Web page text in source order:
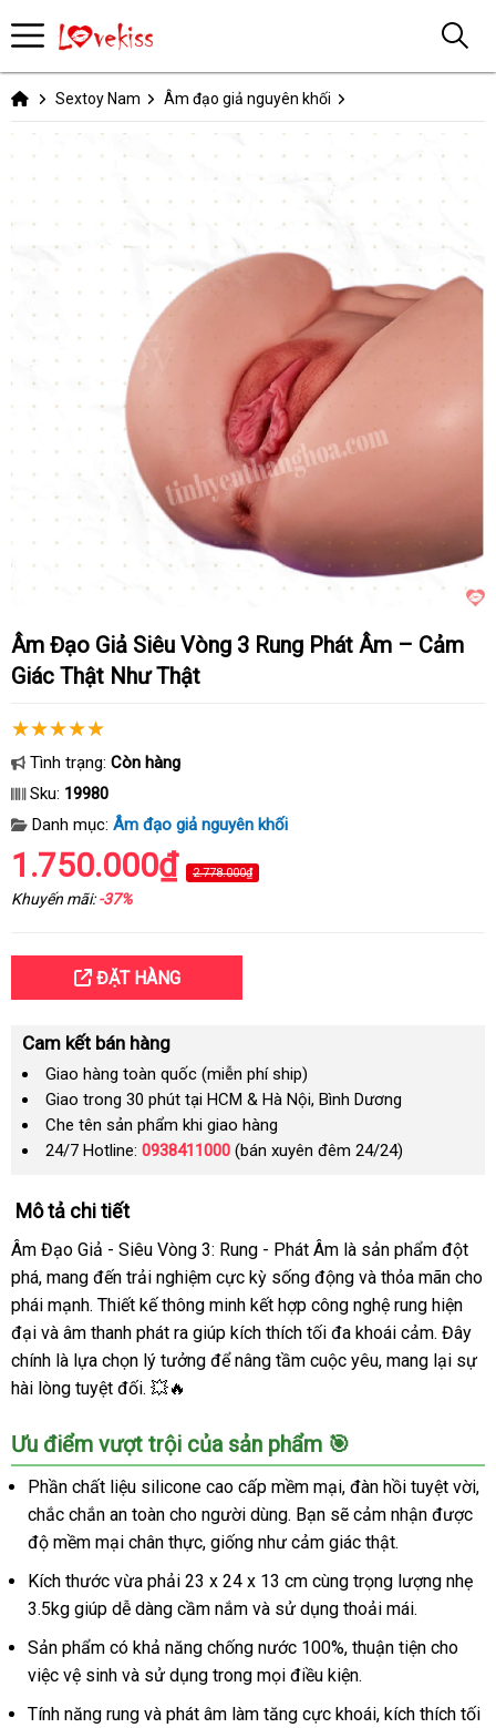
Sextoy Nam Âm đạo giả nguyên khối
Âm Đạo Giả Siêu Vòng 3 Rung Phát Âm – Cảm
Giác Thật Như Thật
Tình trạng: Còn hàng
Sku: 19980
Danh mục: Âm đạo giả nguyên khối
1.750.000₫ 2.778.000₫
Khuyến mãi:-37%
ĐẶT HÀNG
Cam kết bán hàng
Giao hàng toàn quốc (miễn phí ship)
Giao trong 30 phút tại HCM & Hà Nội, Bình Dương
Che tên sản phẩm khi giao hàng
24/7 Hotline: 0938411000 (bán xuyên đêm 24/24)
Mô tả chi tiết
Âm Đạo Giả - Siêu Vòng 3: Rung - Phát Âm là sản phẩm đột
phá, mang đến trải nghiệm cực kỳ sống động và thỏa mãn cho
phái mạnh. Thiết kế thông minh kết hợp công nghệ rung hiện
đại và âm thanh phát ra giúp kích thích tối đa khoái cảm. Đây
chính là lựa chọn lý tưởng để nâng tầm cuộc yêu, mang lại sự
hài lòng tuyệt đối. 💥🔥
Ưu điểm vượt trội của sản phẩm 🎯
Phần chất liệu silicone cao cấp mềm mại, đàn hồi tuyệt vời,
chắc chắn an toàn cho người dùng. Bạn sẽ cảm nhận được
độ mềm mại chân thực, giống như cảm giác thật.
Kích thước vừa phải 23 x 24 x 13 cm cùng trọng lượng nhẹ
3.5kg giúp dễ dàng cầm nắm và sử dụng thoải mái.
Sản phẩm có khả năng chống nước 100%, thuận tiện cho
việc vệ sinh và sử dụng trong mọi điều kiện.
Tính năng rung và phát âm làm tăng cực khoái, kích thích tối